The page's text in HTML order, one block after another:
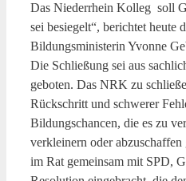
Das Niederrhein Kolleg soll
sei besiegelt“, berichtet heute
Bildungsministerin Yvonne
Die Schließung sei aus
geboten. Das NRK zu
Rückschritt und schwerer
Bildungschancen, die es zu
verkleinern oder
im Rat gemeinsam mit SPD,